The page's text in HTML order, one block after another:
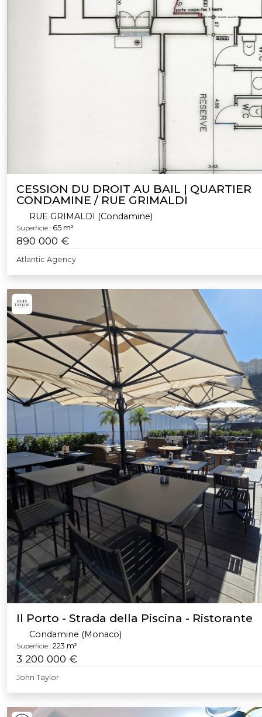
CESSION DU DROIT AU BAIL | QUARTIER
CONDAMINE / RUE GRIMALDI
RUE GRIMALDI (Condamine)
Superficie : 65 m²
890 000 €
Atlantic Agency
Il Porto - Strada della Piscina - Ristorante
Condamine (Monaco)
Superficie : 223 m²
3 200 000 €
John Taylor